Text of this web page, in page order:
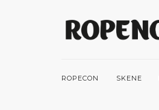
ROPECON SKENE